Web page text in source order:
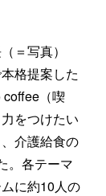
＝写真）
格提案した
coffee（喫
をつけたい
介護給食の
。各テーマ
に約10人の